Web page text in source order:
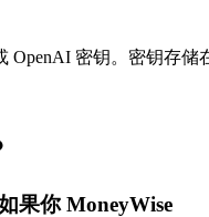
OpenAI 密钥。密钥存储
果你 MoneyWise